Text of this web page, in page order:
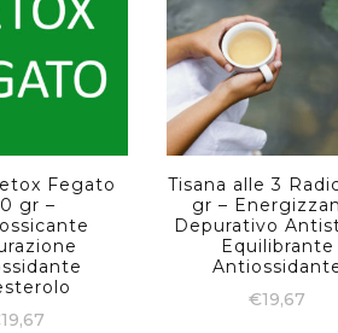
Fegato
gr –
19,67
Tisana alle 3
gr –
Depurativo
Equilibrante
€19,67